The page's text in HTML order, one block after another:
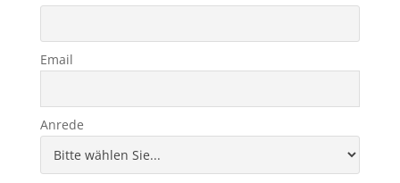
Email
Anrede